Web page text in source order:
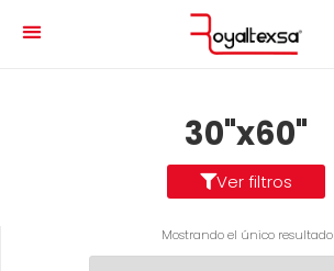
30"x60"
Ver filtros
Mostrando el único resultado